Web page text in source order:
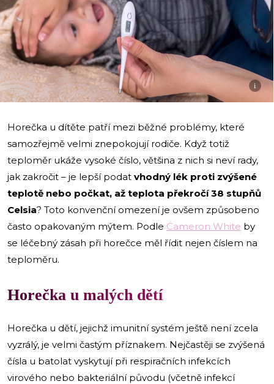
i
Horečka u dítěte patří mezi běžné problémy, které
samozřejmě velmi znepokojují rodiče. Když totiž
teploměr ukáže vysoké číslo, většina z nich si neví rady,
jak zakročit – je lepší podat vhodný lék proti zvýšené
teplotě nebo počkat, až teplota překročí 38 stupňů
Celsia? Toto konvenční omezení je ovšem způsobeno
často opakovaným mýtem. Podle Cameron White by
se léčebný zásah při horečce měl řídit nejen číslem na
teploměru.
Horečka u malých dětí
Horečka u dětí, jejichž imunitní systém ještě není zcela
vyzrálý, je velmi častým příznakem. Nejčastěji se zvýšená
čísla u batolat vyskytují při respiračních infekcích
virového nebo bakteriální původu (včetně infekcí